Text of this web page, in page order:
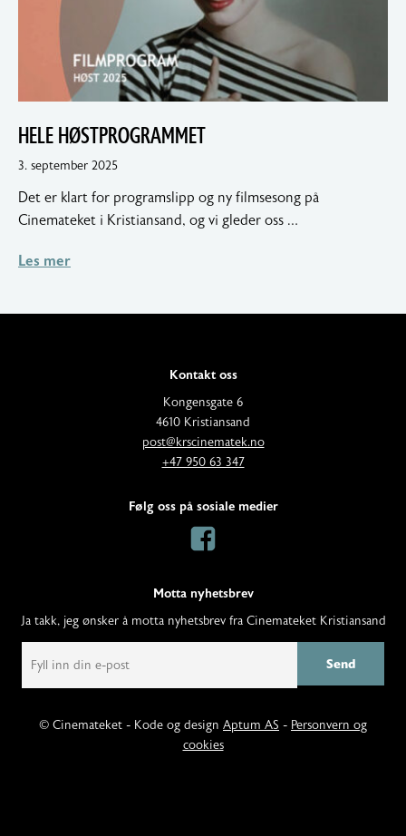
HELE HØSTPROGRAMMET
3. september 20255.
2025
Det er klart for programslipp og ny filmsesong på
Cinemateket i Kristiansand, og vi gleder oss …
Les mer
Kontakt oss
A
d
d
r
s
Kongensgate 6
4610 Kristiansand
E
s
post@krscinematek.no
T
l
:
+47 950 63 347
Følg oss på sosiale medier
Motta nyhetsbrev
Ja takk, jeg ønsker å motta nyhetsbrev fra Cinemateket Kristiansand
i
© Cinemateket - Kode og design Aptum AS - Personvern og
cookies